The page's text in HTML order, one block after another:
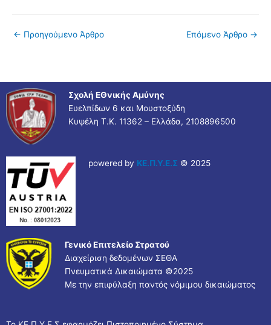
← Προηγούμενο Άρθρο Επόμενο Άρθρο →
Σχολή ΕΘνικής Αμύνης
Ευελπίδων 6 και Μουστοξύδη
Κυψέλη Τ.Κ. 11362 – Ελλάδα, 2108896500
powered by ΚΕ.Π.Υ.Ε.Σ © 2025
Γενικό Επιτελείο Στρατού
Διαχείριση δεδομένων ΣΕΘΑ
Πνευματικά Δικαιώματα ©2025
Με την επιφύλαξη παντός νόμιμου δικαιώματος